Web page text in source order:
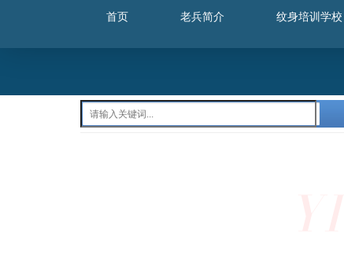
首页 老兵简介 纹身培训学校